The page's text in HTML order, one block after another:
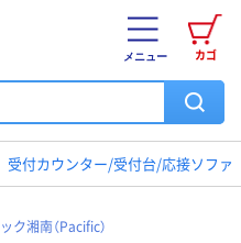
カゴ
メニュー
受付カウンター/受付台/応接ソファ
ク湘南（Pacific）